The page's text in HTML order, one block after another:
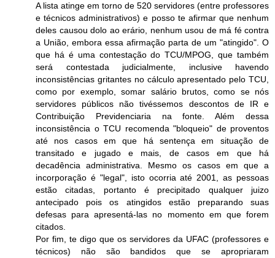
A lista atinge em torno de 520 servidores (entre professores
e técnicos administrativos) e posso te afirmar que nenhum
deles causou dolo ao erário, nenhum usou de má fé contra
a União, embora essa afirmação parta de um "atingido". O
que há é uma contestação do TCU/MPOG, que também
será contestada judicialmente, inclusive havendo
inconsistências gritantes no cálculo apresentado pelo TCU,
como por exemplo, somar salário brutos, como se nós
servidores públicos não tivéssemos descontos de IR e
Contribuição Previdenciaria na fonte. Além dessa
inconsistência o TCU recomenda "bloqueio" de proventos
até nos casos em que há sentença em situação de
transitado e jugado e mais, de casos em que há
decadência administrativa. Mesmo os casos em que a
incorporação é "legal", isto ocorria até 2001, as pessoas
estão citadas, portanto é precipitado qualquer juizo
antecipado pois os atingidos estão preparando suas
defesas para apresentá-las no momento em que forem
citados.
Por fim, te digo que os servidores da UFAC (professores e
técnicos) não são bandidos que se apropriaram